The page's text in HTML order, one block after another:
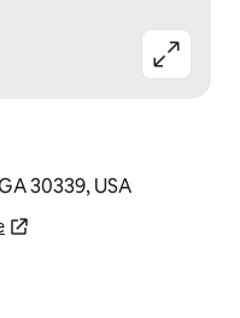
30339, USA